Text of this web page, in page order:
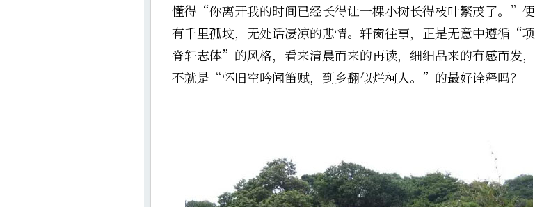
懂得“你离开我的时间已经长得让一棵小树长得枝叶繁茂了。”便
有千里孤坟，无处话凄凉的悲情。轩窗往事，正是无意中遵循“项
脊轩志体”的风格，看来清晨而来的再读，细细品来的有感而发，
不就是“怀旧空吟闻笛赋，到乡翻似烂柯人。”的最好诠释吗？